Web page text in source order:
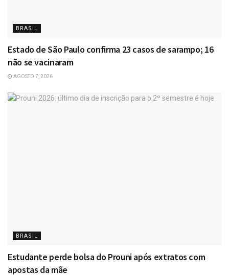
BRASIL
Estado de São Paulo confirma 23 casos de sarampo; 16
não se vacinaram
AGOSTO 7, 2026
BRASIL
Estudante perde bolsa do Prouni após extratos com
apostas da mãe